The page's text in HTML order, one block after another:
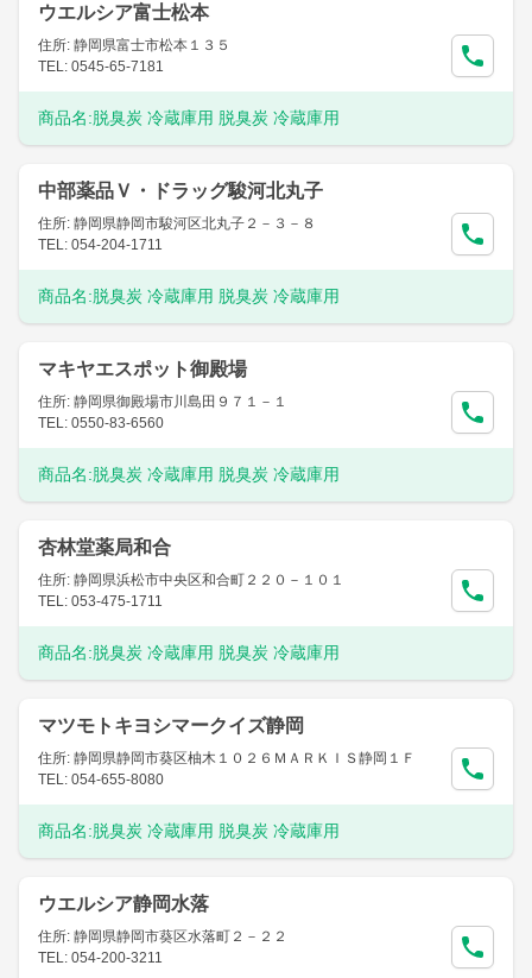
ウエルシア富士松本
住所: 静岡県富士市松本１３５
TEL: 0545-65-7181
商品名:脱臭炭 冷蔵庫用 脱臭炭 冷蔵庫用
中部薬品Ｖ・ドラッグ駿河北丸子
住所: 静岡県静岡市駿河区北丸子２－３－８
TEL: 054-204-1711
商品名:脱臭炭 冷蔵庫用 脱臭炭 冷蔵庫用
マキヤエスポット御殿場
住所: 静岡県御殿場市川島田９７１－１
TEL: 0550-83-6560
商品名:脱臭炭 冷蔵庫用 脱臭炭 冷蔵庫用
杏林堂薬局和合
住所: 静岡県浜松市中央区和合町２２０－１０１
TEL: 053-475-1711
商品名:脱臭炭 冷蔵庫用 脱臭炭 冷蔵庫用
マツモトキヨシマークイズ静岡
住所: 静岡県静岡市葵区柚木１０２６ＭＡＲＫＩＳ静岡１Ｆ
TEL: 054-655-8080
商品名:脱臭炭 冷蔵庫用 脱臭炭 冷蔵庫用
ウエルシア静岡水落
住所: 静岡県静岡市葵区水落町２－２２
TEL: 054-200-3211